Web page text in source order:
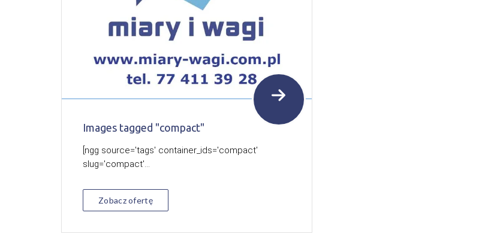
Images tagged "compact"
[ngg source='tags' container_ids='compact'
slug='compact'...
Zobacz ofertę